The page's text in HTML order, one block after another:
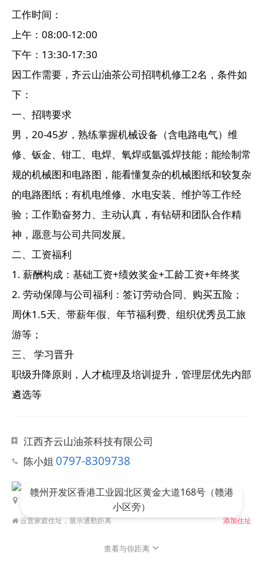
工作时间：
上午：08:00-12:00
下午：13:30-17:30
因工作需要，齐云山油茶公司招聘机修工2名，条件如
下：
一、招聘要求
男，20-45岁，熟练掌握机械设备（含电路电气）维
修、钣金、钳工、电焊、氧焊或氩弧焊技能；能绘制常
规的机械图和电路图，能看懂复杂的机械图纸和较复杂
的电路图纸；有机电维修、水电安装、维护等工作经
验；工作勤奋努力、主动认真，有钻研和团队合作精
神，愿意与公司共同发展。
二、工资福利
1. 薪酬构成：基础工资+绩效奖金+工龄工资+年终奖
2. 劳动保障与公司福利：签订劳动合同、购买五险；
周休1.5天、带薪年假、年节福利费、组织优秀员工旅
游等；
三、 学习晋升
职级升降原则，人才梳理及培训提升，管理层优先内部
遴选等
江西齐云山油茶科技有限公司
陈小姐 0797-8309738
赣州开发区香港工业园北区黄金大道168号（赣港
小区旁）
距离 香港工业园
添加住址
设置家庭住址，展示通勤距离
查看与你距离